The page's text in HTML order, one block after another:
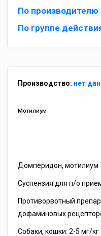
По производителю
По группе
Производство: нет
Мотилиум
Домперидон, мотилиум
Суспензия для п/о
Противорвотный
дофаминовых
Собаки, кошки: 2-5 мг/